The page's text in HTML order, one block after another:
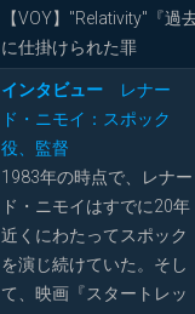
【VOY】"Relativity"『過
に仕掛けられた罪
インタビュー レナー
ド・ニモイ：スポック
役、監督
1983年の時点で、レナー
ド・ニモイはすでに20年
近くにわたってスポック
を演じ続けていた。そし
て、映画『スタートレッ